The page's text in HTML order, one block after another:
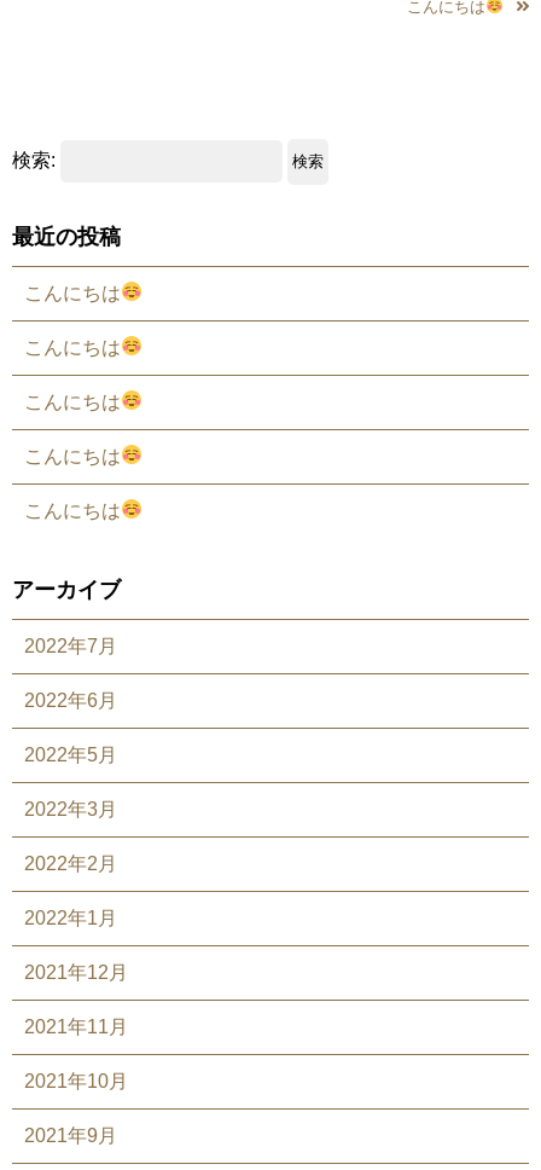
こんにちは
検索:
最近の投稿
こんにちは
こんにちは
こんにちは
こんにちは
こんにちは
アーカイブ
2022年7月
2022年6月
2022年5月
2022年3月
2022年2月
2022年1月
2021年12月
2021年11月
2021年10月
2021年9月